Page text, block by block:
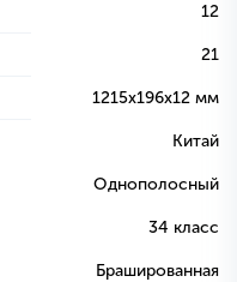
12
21
1215х196х12 мм
Китай
Однополосный
34 класс
Брашированная